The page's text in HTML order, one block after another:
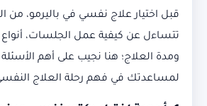
قبل اختيار علاج نفسي في باليرمو، من
تتساءل عن كيفية عمل الجلسات، أنواع
ومدة العلاج؛ هنا نجيب على أهم
لمساعدتك في فهم رحلة العلاج